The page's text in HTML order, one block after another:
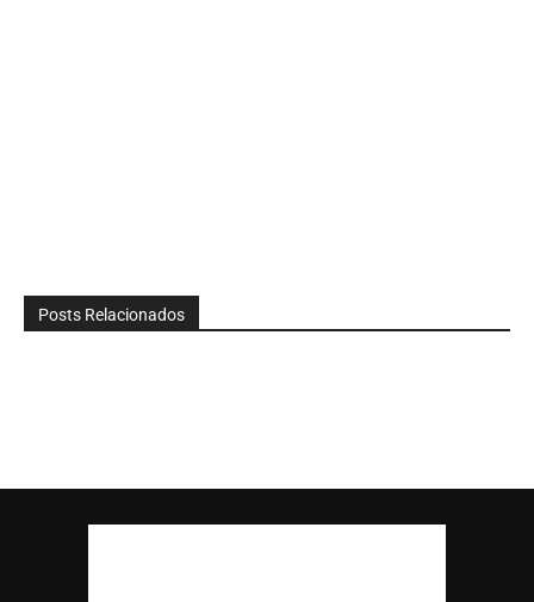
Posts Relacionados